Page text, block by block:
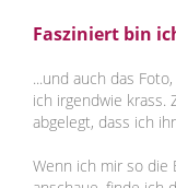
Fasziniert bin
...und auch das
ich irgendwie krass.
abgelegt, dass ich
Wenn ich mir so die